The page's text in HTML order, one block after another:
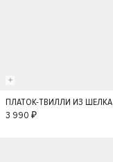
S
ПЛАТОК-ТВИЛЛИ ИЗ ШЕЛКА
3 990 ₽